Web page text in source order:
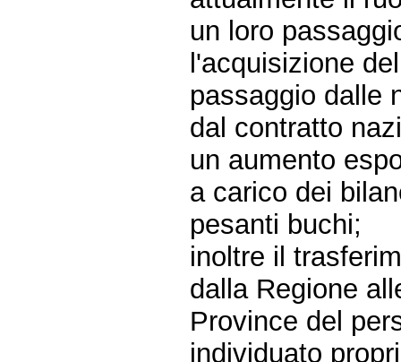
un loro
l'acquisizione
passaggio dalle
dal contratto
un aumento
a carico dei
pesanti buchi;
inoltre il
dalla Regione
Province del
individuato